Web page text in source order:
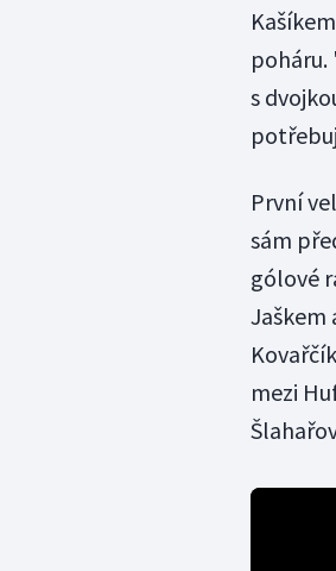
poháru.
s
První
sám
gólové
Jaškem
mezi